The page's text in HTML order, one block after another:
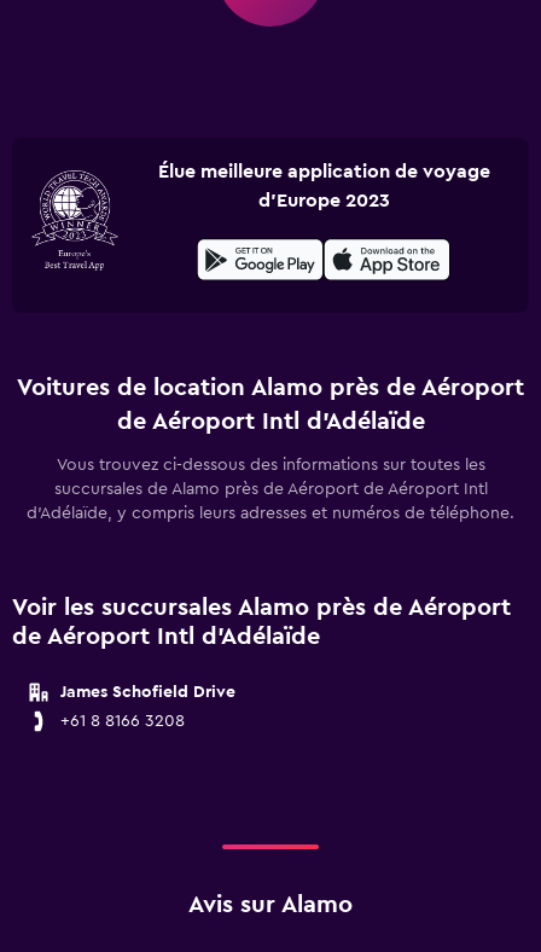
Élue meilleure application de voyage
d'Europe 2023
Voitures de location Alamo près de Aéroport
de Aéroport Intl d'Adélaïde
Vous trouvez ci-dessous des informations sur toutes les
succursales de Alamo près de Aéroport de Aéroport Intl
d'Adélaïde, y compris leurs adresses et numéros de téléphone.
Voir les succursales Alamo près de Aéroport
de Aéroport Intl d'Adélaïde
James Schofield Drive
+61 8 8166 3208
Avis sur Alamo